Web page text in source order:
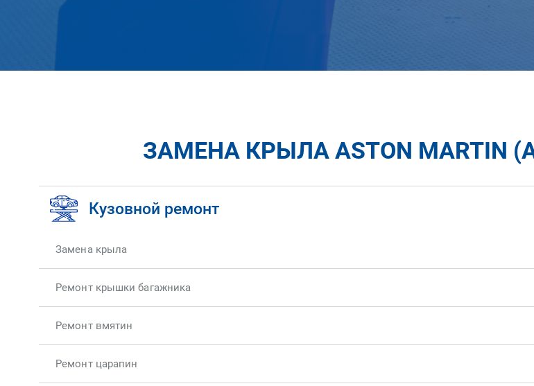
ЗАМЕНА КРЫЛА ASTON MARTIN
Кузовной ремонт
Замена крыла
Ремонт крышки багажника
Ремонт вмятин
Ремонт царапин